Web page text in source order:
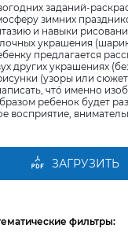
заданий-
зимних
и навыки
украшения
предлагается
других украшениях
(узоры или
чтó именно
ребенок будет
восприятие,
ЗАГРУЗИТЬ
фильтры: